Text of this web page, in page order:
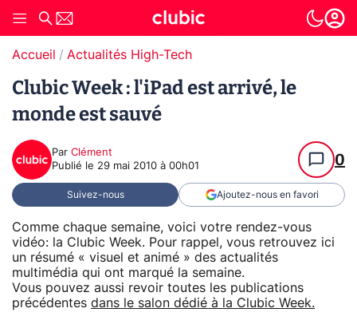
Accueil Actualités High-Tech
Clubic Week : l'iPad est arrivé, le
monde est sauvé
Par Clément
Publié le 29 mai 2010 à 00h01 0
Suivez-nous Ajoutez-nous en favori
Comme chaque semaine, voici votre rendez-vous
vidéo: la Clubic Week. Pour rappel, vous retrouvez ici
un résumé « visuel et animé » des actualités
multimédia qui ont marqué la semaine.
Vous pouvez aussi revoir toutes les publications
précédentes dans le salon dédié à la Clubic Week.